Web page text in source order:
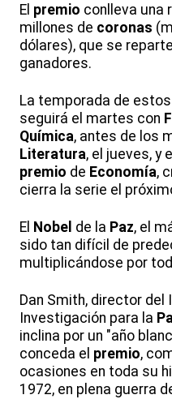
El premio conlleva una
millones de coronas
dólares), que se
ganadores.
La temporada de
seguirá el martes con
Química, antes de los
Literatura, el jueves, y
premio de Economía,
cierra la serie el
El Nobel de la Paz, el
sido tan difícil de
multiplicándose por
Dan Smith, director
Investigación para la
inclina por un "año
conceda el premio,
ocasiones en toda su
1972, en plena guerra